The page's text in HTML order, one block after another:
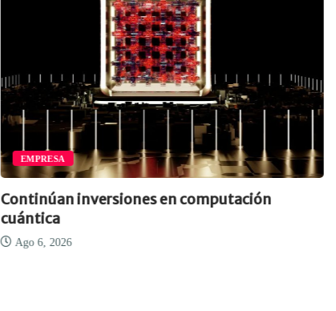
EMPRESA
Continúan inversiones en computación
cuántica
Ago 6, 2026